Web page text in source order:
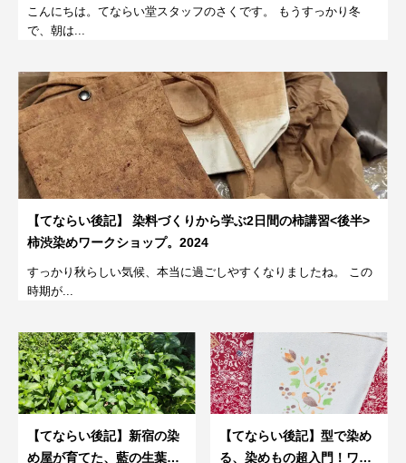
こんにちは。てならい堂スタッフのさくです。 もうすっかり冬
で、朝は...
【てならい後記】 染料づくりから学ぶ2日間の柿講習<後半>
柿渋染めワークショップ。2024
すっかり秋らしい気候、本当に過ごしやすくなりましたね。 この
時期が...
【てならい後記】新宿の染
め屋が育てた、藍の生葉染
【てならい後記】型で染め
る、染めもの超入門！ワー